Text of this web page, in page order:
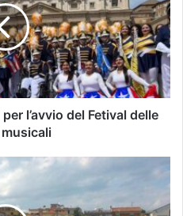
l’avvio del Fetival delle